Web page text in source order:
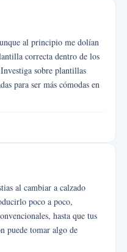
al principio me dolían
correcta dentro de los
sobre plantillas
para ser más cómodas en
al cambiar a calzado
poco a poco,
hasta que tus
puede tomar algo de